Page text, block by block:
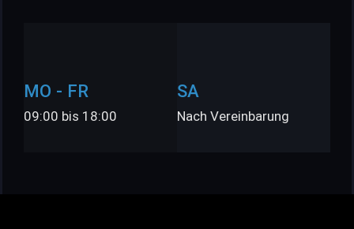
MO - FR
09:00 bis 18:00
SA
Nach Vereinbarung